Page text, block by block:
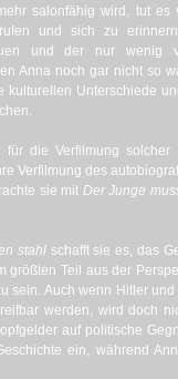
salonfähig wird, tut
und sich zu
und der nur wenig
Anna noch gar nicht so
Unterschiede
die Verfilmung
Verfilmung des
sie mit Der Junge
stahlschafft sie es, das
größten Teil aus der
sein. Auch wenn Hitler
werden, wird doch
auf politische
ein, während